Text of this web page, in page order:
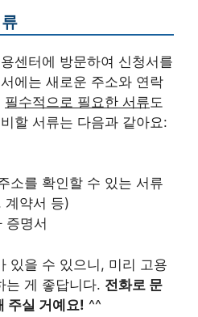
센터에 방문하여 신청서를
에는 새로운 주소와 연락
필수적으로 필요한 서류 도
할 서류는 다음과 같아요:
소를 확인할 수 있는 서류
계약서 등)
증명서
있을 수 있으니, 미리 고용
는 게 좋답니다. 전화로 문
주실 거예요! ^^